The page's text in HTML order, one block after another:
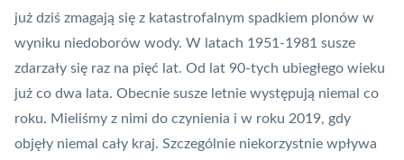
już dziś zmagają się z katastrofalnym spadkiem plonów w
wyniku niedoborów wody. W latach 1951-1981 susze
zdarzały się raz na pięć lat. Od lat 90-tych ubiegłego wieku
już co dwa lata. Obecnie susze letnie występują niemal co
roku. Mieliśmy z nimi do czynienia i w roku 2019, gdy
objęły niemal cały kraj. Szczególnie niekorzystnie wpływa